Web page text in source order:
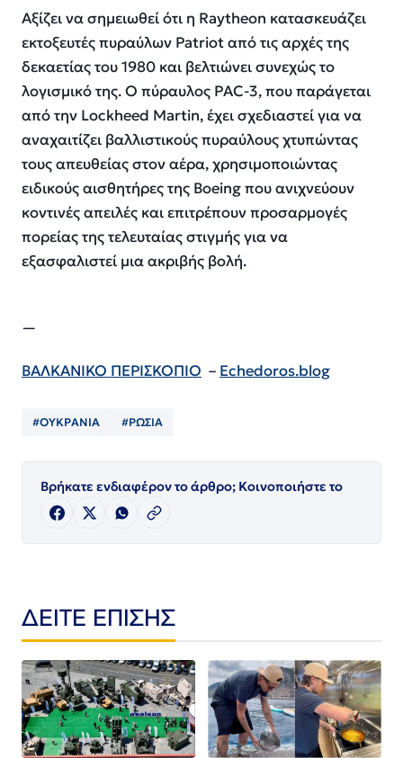
Αξίζει να σημειωθεί ότι η Raytheon κατασκευάζει
εκτοξευτές πυραύλων Patriot από τις αρχές της
δεκαετίας του 1980 και βελτιώνει συνεχώς το
λογισμικό της. Ο πύραυλος PAC-3, που παράγεται
από την Lockheed Martin, έχει σχεδιαστεί για να
αναχαιτίζει βαλλιστικούς πυραύλους χτυπώντας
τους απευθείας στον αέρα, χρησιμοποιώντας
ειδικούς αισθητήρες της Boeing που ανιχνεύουν
κοντινές απειλές και επιτρέπουν προσαρμογές
πορείας της τελευταίας στιγμής για να
εξασφαλιστεί μια ακριβής βολή.
—
ΒΑΛΚΑΝΙΚΟ ΠΕΡΙΣΚΟΠΙΟ – Echedoros.blog
#ΟΥΚΡΑΝΙΑ #ΡΩΣΙΑ
Βρήκατε ενδιαφέρον το άρθρο; Κοινοποιήστε το
ΔΕΙΤΕ ΕΠΙΣΗΣ